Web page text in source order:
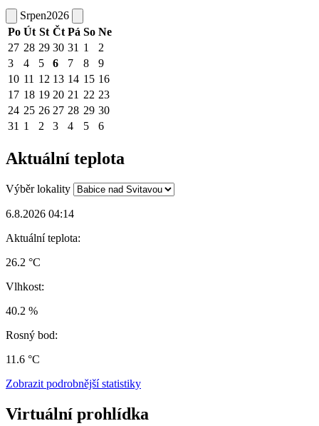
Srpen2026
Po Út St Čt Pá So Ne
27 28 29 30 31 1
2
3
4 5 6 7 8
9
10 11 12 13 14 15 16
17 18 19 20 21 22 23
24 25 26 27 28 29 30
31 1 2 3 4 5 6
Aktuální teplota
Výběr lokality
6.8.2026 04:14
Aktuální teplota:
26.2 °C
Vlhkost:
40.2 %
Rosný bod:
11.6 °C
Zobrazit podrobnější statistiky
Virtuální prohlídka